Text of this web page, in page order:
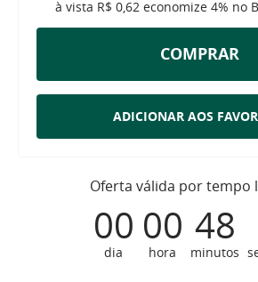
à vista R$ 0,62economize 4% no
COMPRAR
ADICIONAR AOS
Oferta válida por tempo
00
dia
00
hora
48
minutos